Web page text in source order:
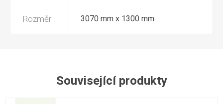
Rozměr 3070 mm x 1300 mm
Související produkty